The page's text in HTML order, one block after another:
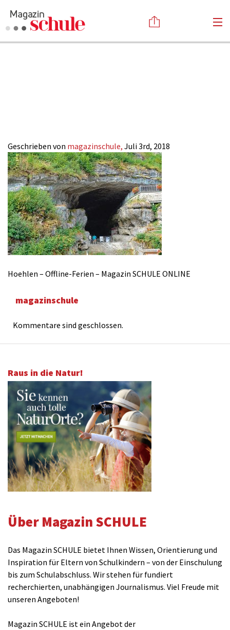
Impressum
Geschrieben von magazinschule, Juli 3rd, 2018
Hoehlen – Offline-Ferien – Magazin SCHULE ONLINE
magazinschule
Kommentare sind geschlossen.
Raus in die Natur!
Über Magazin SCHULE
Das Magazin SCHULE bietet Ihnen Wissen, Orientierung und
Inspiration für Eltern von Schulkindern – von der Einschulung
bis zum Schulabschluss. Wir stehen für fundiert
recherchierten, unabhängigen Journalismus. Viel Freude mit
unseren Angeboten!
Magazin SCHULE ist ein Angebot der